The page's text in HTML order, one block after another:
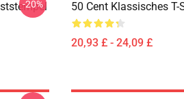
-20% 50 Cent Klassisches T-
20,93 £ - 24,09 £